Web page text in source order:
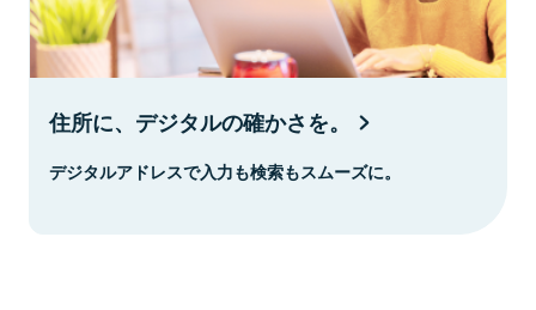
住所に、デジタルの確かさを。
デジタルアドレスで入力も検索もスムーズに。